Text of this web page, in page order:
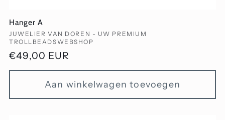
Hanger A
Verkoper:
JUWELIER VAN DOREN - UW PREMIUM
TROLLBEADSWEBSHOP
Normale
prijs
€49,00 EUR
Aan winkelwagen toevoegen